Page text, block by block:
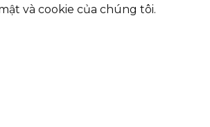
và cookie của chúng tôi.